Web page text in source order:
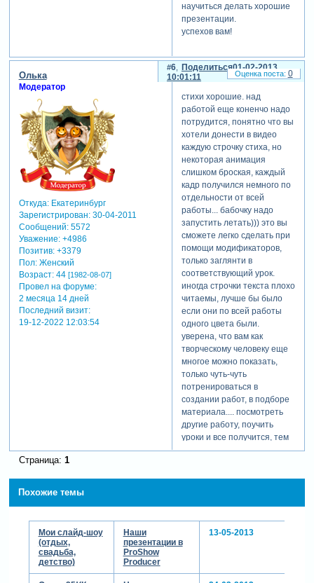
научиться делать хорошие
презентации.
успехов вам!
Поделиться
6
01-02-2013
10:01:11
Олька
Модератор
Откуда:Екатеринбург
Зарегистрирован: 30-04-2011
Сообщений:5572
Уважение: +4986
Позитив: +3379
Пол:Женский
Возраст:44 [1982-08-07]
Провел на форуме:
2 месяца 14 дней
Последний визит:
19-12-2022 12:03:54
стихи хорошие. над
работой еще коненчо надо
потрудится, понятно что вы
хотели донести в видео
каждую строчку стиха, но
некоторая анимация
слишком броская, каждый
кадр получился немного по
отдельности от всей
работы... бабочку надо
запустить летать))) это вы
сможете легко сделать при
помощи модификаторов,
только заглянти в
соответствующий урок.
иногда строчки текста плохо
читаемы, лучше бы было
если они по всей работы
одного цвета были.
уверена, что вам как
творческому человеку еще
многое можно показать,
только чуть-чуть
потренироваться в
создании работ, в подборе
материала.... посмотреть
другие работу, поучить
уроки и все получится, тем
более вы сочиняеет стихи и
0
Страница: 1
Похожие темы
Мои слайд-шоу
(отдых,
свадьба,
детство)
Наши
презентации в
ProShow
Producer
13-05-2013